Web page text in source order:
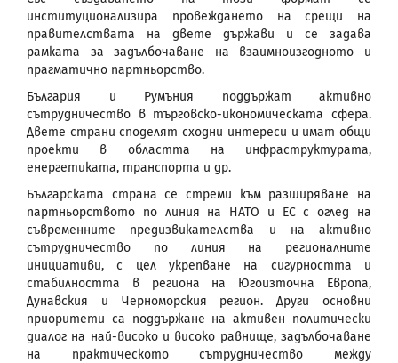
институционализира провеждането на срещи на
правителствата на двете държави и се задава
рамката за задълбочаване на взаимноизгодното и
прагматично партньорство.
България и Румъния поддържат активно
сътрудничество в търговско-икономическата сфера.
Двете страни споделят сходни интереси и имат общи
проекти в областта на инфраструктурата,
енергетиката, транспорта и др.
Българската страна се стреми към разширяване на
партньорството по линия на НАТО и ЕС с оглед на
съвременните предизвикателства и на активно
сътрудничество по линия на регионалните
инициативи, с цел укрепване на сигурността и
стабилността в региона на Югоизточна Европа,
Дунавския и Черноморския регион. Други основни
приоритети са поддържане на активен политически
диалог на най-високо и високо равнище, задълбочаване
на практическото сътрудничество между